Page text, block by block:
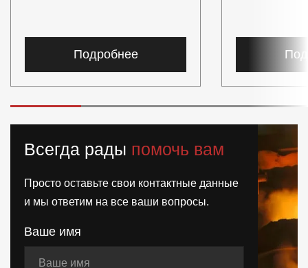
Подробнее
Всегда рады помочь вам
Просто оставьте свои контактные данные
и мы ответим на все ваши вопросы.
Ваше имя